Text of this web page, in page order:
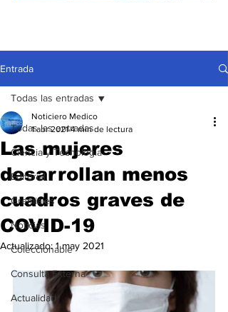
Entrada
Todas las entradas
Ciencia y Tecnología
Editorial
Gremiales
Noticias
Coleccionable
Consulta Externa
Actualidad
Todas las entradas
Las mujeres
desarrollan menos
cuadros graves de
COVID-19
Noticiero Medico
1 abr 2021 4 min de lectura
Actualizado:1 may 2021